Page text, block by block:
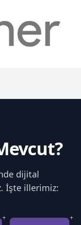
dijital
İşte illerimiz:
+ +